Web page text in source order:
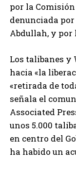
por la
denunciada
Abdullah, y por
Los talibanes
hacia «la
«retirada de
señala el
Associated
unos 5.000
en centro del
ha habido un